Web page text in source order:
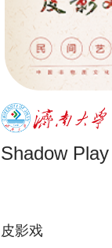
Shadow Play
皮影戏